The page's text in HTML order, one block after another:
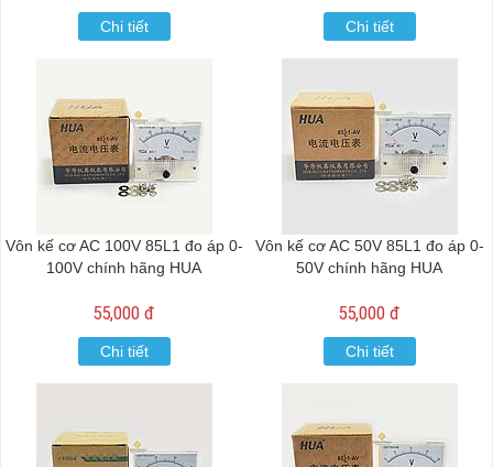
Chi tiết Chi tiết
Vôn kế cơ AC 100V 85L1 đo áp 0-
100V chính hãng HUA
55,000 đ
Chi tiết
Vôn kế cơ AC 50V 85L1 đo áp 0-
50V chính hãng HUA
55,000 đ
Chi tiết